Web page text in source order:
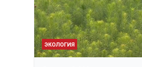
ЭКОЛОГИЯ